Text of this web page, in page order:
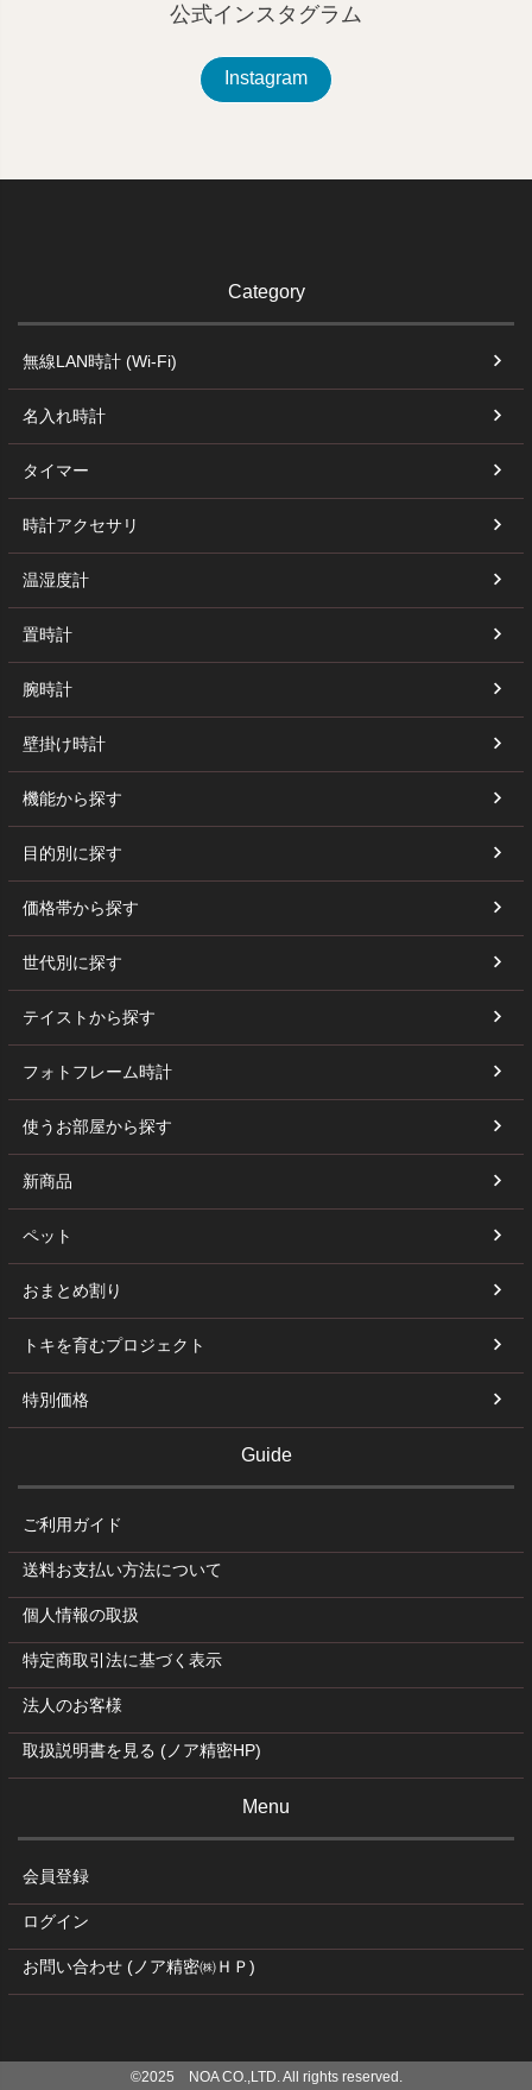
公式インスタグラム
Instagram
Category
無線LAN時計 (Wi-Fi)
名入れ時計
タイマー
時計アクセサリ
温湿度計
置時計
腕時計
壁掛け時計
機能から探す
目的別に探す
価格帯から探す
世代別に探す
テイストから探す
フォトフレーム時計
使うお部屋から探す
新商品
ペット
おまとめ割り
トキを育むプロジェクト
特別価格
Guide
ご利用ガイド
送料お支払い方法について
個人情報の取扱
特定商取引法に基づく表示
法人のお客様
取扱説明書を見る (ノア精密HP)
Menu
会員登録
ログイン
お問い合わせ (ノア精密㈱ＨＰ)
©2025 NOA CO.,LTD. All rights reserved.